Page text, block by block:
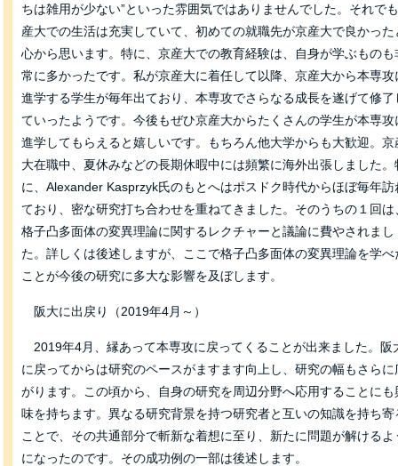
ちは雑用が少ない”といった雰囲気ではありませんでした。それで
産大での生活は充実していて、初めての就職先が京産大で良かった
心から思います。特に、京産大での教育経験は、自身が学ぶものも
常に多かったです。私が京産大に着任して以降、京産大から本専攻
進学する学生が毎年出ており、本専攻でさらなる成長を遂げて修了
ていったようです。今後もぜひ京産大からたくさんの学生が本専攻
進学してもらえると嬉しいです。もちろん他大学からも大歓迎。京
大在職中、夏休みなどの長期休暇中には頻繁に海外出張しました。
に、Alexander Kasprzyk氏のもとへはポスドク時代からほぼ毎年訪
ており、密な研究打ち合わせを重ねてきました。そのうちの１回は
格子凸多面体の変異理論に関するレクチャーと議論に費やされまし
た。詳しくは後述しますが、ここで格子凸多面体の変異理論を学べ
ことが今後の研究に多大な影響を及ぼします。
阪大に出戻り（2019年4月～）
2019年4月、縁あって本専攻に戻ってくることが出来ました。阪
に戻ってからは研究のペースがますます向上し、研究の幅もさらに
がります。この頃から、自身の研究を周辺分野へ応用することにも
味を持ちます。異なる研究背景を持つ研究者と互いの知識を持ち寄
ことで、その共通部分で斬新な着想に至り、新たに問題が解けるよ
になったのです。その成功例の一部は後述します。